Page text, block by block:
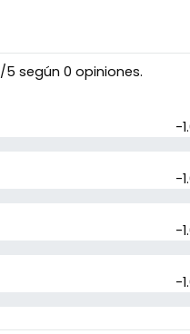
/5 según 0 opiniones.
-
-
-
-